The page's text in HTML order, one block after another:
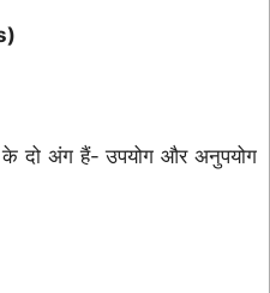
दो अंग हैं- उपयोग और अनुपयोग